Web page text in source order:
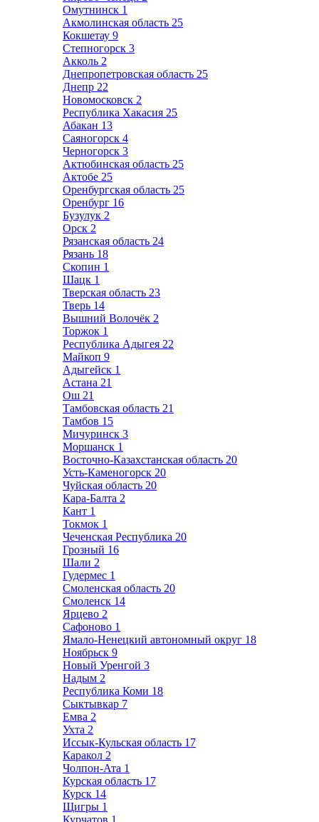
Омутнинск 1
Акмолинская область 25
Кокшетау 9
Степногорск 3
Акколь 2
Днепропетровская область 25
Днепр 22
Новомосковск 2
Республика Хакасия 25
Абакан 13
Саяногорск 4
Черногорск 3
Актюбинская область 25
Актобе 25
Оренбургская область 25
Оренбург 16
Бузулук 2
Орск 2
Рязанская область 24
Рязань 18
Скопин 1
Шацк 1
Тверская область 23
Тверь 14
Вышний Волочёк 2
Торжок 1
Республика Адыгея 22
Майкоп 9
Адыгейск 1
Астана 21
Ош 21
Тамбовская область 21
Тамбов 15
Мичуринск 3
Моршанск 1
Восточно-Казахстанская область 20
Усть-Каменогорск 20
Чуйская область 20
Кара-Балта 2
Кант 1
Токмок 1
Чеченская Республика 20
Грозный 16
Шали 2
Гудермес 1
Смоленская область 20
Смоленск 14
Ярцево 2
Сафоново 1
Ямало-Ненецкий автономный округ 18
Ноябрьск 9
Новый Уренгой 3
Надым 2
Республика Коми 18
Сыктывкар 7
Емва 2
Ухта 2
Иссык-Кульская область 17
Каракол 2
Чолпон-Ата 1
Курская область 17
Курск 14
Щигры 1
Курчатов 1